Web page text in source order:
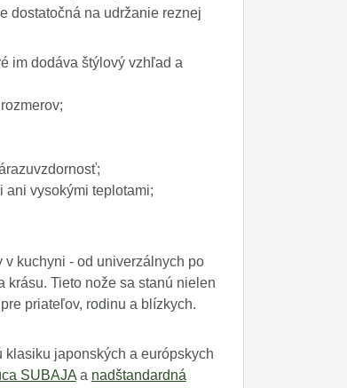
dostatočná na udržanie reznej
im dodáva štýlový vzhľad a
ani vysokými teplotami;
v kuchyni - od univerzálnych po
Tieto nože sa stanú nielen
priateľov, rodinu a blízkych.
japonských a európskych
SUBAJAa nadštandardná